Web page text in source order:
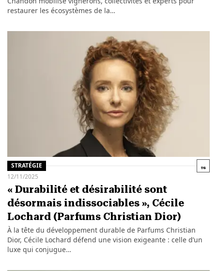
restaurer les écosystèmes de la…
STRATÉGIE
12/11/2025
« Durabilité et désirabilité sont
désormais indissociables », Cécile
Lochard (Parfums Christian Dior)
À la tête du développement durable de Parfums Christian
Dior, Cécile Lochard défend une vision exigeante : celle d’un
luxe qui conjugue…